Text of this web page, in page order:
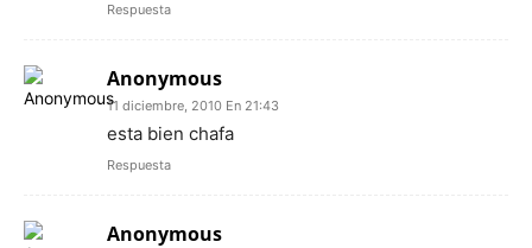
Respuesta
Anonymous
11 diciembre, 2010 En 21:43
esta bien chafa
Respuesta
Anonymous